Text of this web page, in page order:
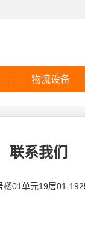
| 物流设备 |
联系我们
楼01单元19层01-